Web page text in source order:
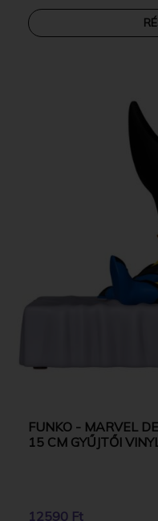
FUNKO - MARVEL
15 CM GYŰJTŐI
12590 Ft